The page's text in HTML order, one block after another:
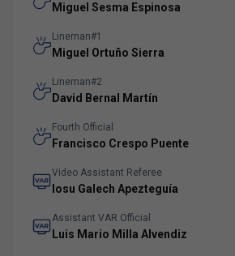
Miguel Sesma Espinosa
Lineman#1
Miguel Ortuño Sierra
Lineman#2
David Bernal Martín
Fourth Official
Francisco Crespo Puente
Video Assistant Referee
Iosu Galech Apezteguía
Assistant VAR Official
Luis Mario Milla Alvendiz